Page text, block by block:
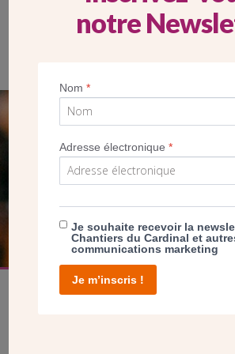
SEUL VOTRE DON
NOUS PERMET D’AGIR
FAIRE UN DON
notre
Nom*
Adresse électronique*
Je souhaite recevoir la
Chantiers du Cardinal et
communications marketing
Je m’inscris !